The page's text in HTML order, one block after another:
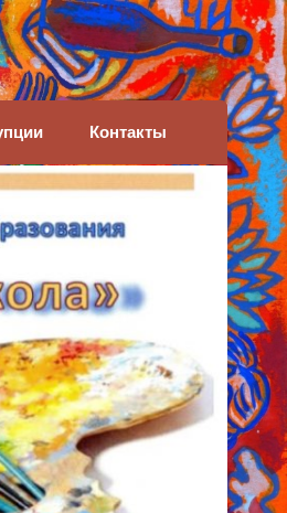
Контакты